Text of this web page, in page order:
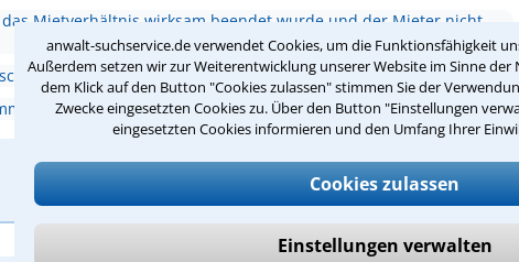
anwalt-suchservice.de verwendet Cookies, um die Funktionsfähigkeit
Außerdem setzen wir zur Weiterentwicklung unserer Website im Sinne der
dem Klick auf den Button "Cookies zulassen" stimmen Sie der
Zwecke eingesetzten Cookies zu. Über den Button "Einstellungen
eingesetzten Cookies informieren und den Umfang Ihrer
Cookies zulassen
Einstellungen verwalten
das Mietverhältnis wirksam beendet wurde und der Mieter nicht
des Mietvertrags
des Mieters